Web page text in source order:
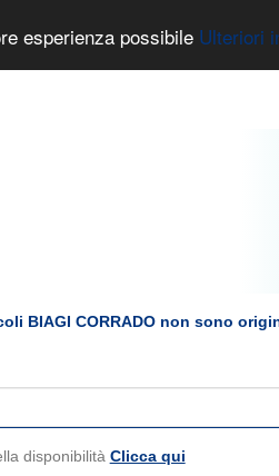
esperienza possibile Ulteriori
BIAGI CORRADO non sono
disponibilità Clicca qui